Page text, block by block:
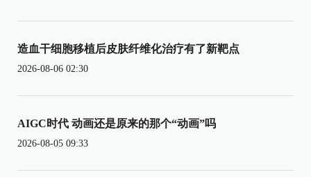
造血干细胞移植后皮肤纤维化治疗有了新靶点
2026-08-06 02:30
AIGC时代 动画还是原来的那个“动画”吗
2026-08-05 09:33